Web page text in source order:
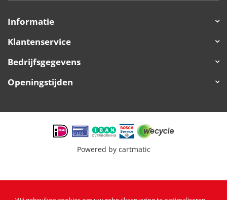
Informatie
Klantenservice
Bedrijfsgegevens
Openingstijden
Powered by cartmatic